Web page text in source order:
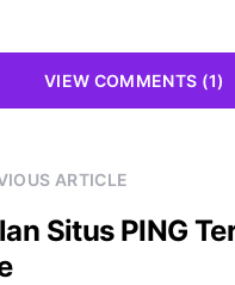
VIEW COMMENTS (1)
ARTICLE
Situs PING